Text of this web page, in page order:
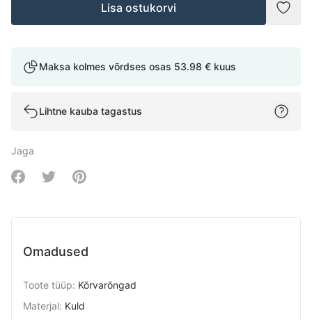
Lisa ostukorvi
Maksa kolmes võrdses osas 53.98 € kuus
Lihtne kauba tagastus
Jaga
Share on Facebook
Share on Twitter
Share on Pinterest
Omadused
Toote tüüp: Kõrvarõngad
Materjal: Kuld